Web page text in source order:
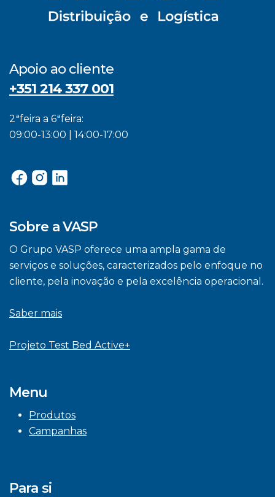
Apoio ao cliente
+351 214 337 001
2ªfeira a 6ªfeira:
09:00-13:00 | 14:00-17:00
Sobre a VASP
O Grupo VASP oferece uma ampla gama de
serviços e soluções, caracterizados pelo enfoque no
cliente, pela inovação e pela excelência operacional.
Saber mais
Projeto Test Bed Active+
Menu
Produtos
Campanhas
Para si